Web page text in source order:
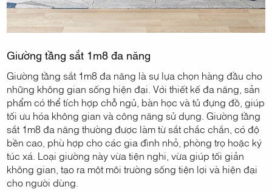
Giường tầng sắt 1m8 đa năng
Giường tầng sắt 1m8 đa năng là sự lựa chọn hàng đầu cho
những không gian sống hiện đại. Với thiết kế đa năng, sản
phẩm có thể tích hợp chỗ ngủ, bàn học và tủ đựng đồ, giúp
tối ưu hóa không gian và công năng sử dụng. Giường tầng
sắt 1m8 đa năng thường được làm từ sắt chắc chắn, có độ
bền cao, phù hợp cho các gia đình nhỏ, phòng trọ hoặc ký
túc xá. Loại giường này vừa tiện nghi, vừa giúp tối giản
không gian, tạo ra một môi trường sống tiện lợi và hiện đại
cho người dùng.